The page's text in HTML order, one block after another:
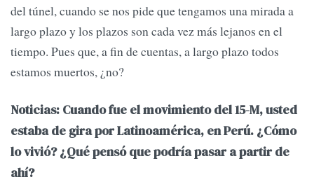
del túnel, cuando se nos pide que tengamos una mirada a
largo plazo y los plazos son cada vez más lejanos en el
tiempo. Pues que, a fin de cuentas, a largo plazo todos
estamos muertos, ¿no?
Noticias: Cuando fue el movimiento del 15-M, usted
estaba de gira por Latinoamérica, en Perú. ¿Cómo
lo vivió? ¿Qué pensó que podría pasar a partir de
ahí?